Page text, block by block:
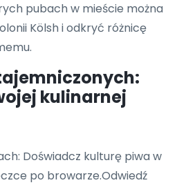
pubach w mieście można
Kölsh i odkryć różnicę
kulinarnej
Doświadcz kulturę piwa w
po browarze.Odwiedź